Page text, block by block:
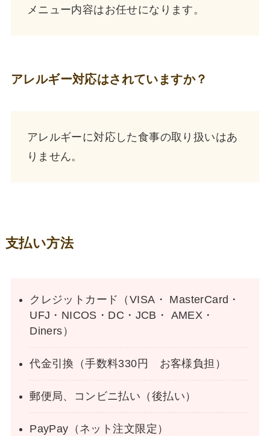
メニュー内容はお任せになります。
アレルギー対応はされていますか？
アレルギーに対応した食事の取り扱いはあ
りません。
支払い方法
クレジットカード（VISA・ MasterCard・
UFJ・NICOS・DC・JCB・ AMEX・
Diners）
代金引換（手数料330円 お客様負担）
郵便局、コンビニ払い（後払い）
PayPay（ネット注文限定）